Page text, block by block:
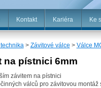
Kontakt Kariéra Ke
> Závitové válce > Válce
na pístnici 6mm
závitem na pístnici
válců pro závitovou